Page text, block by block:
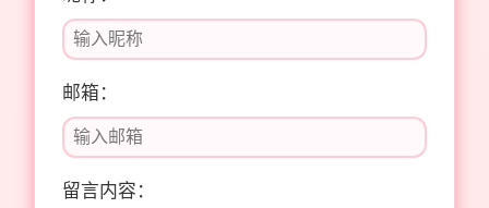
邮箱：
留言内容：